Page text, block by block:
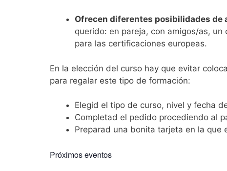
Ofrecen diferentes posibilidades de
querido: en pareja, con amigos/as,
para las certificaciones europeas.
En la elección del curso hay que evitar
para regalar este tipo de formación:
Elegid el tipo de curso, nivel y fecha
Completad el pedido procediendo al
Preparad una bonita tarjeta en la que
Próximos eventos